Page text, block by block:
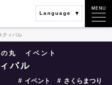
Language
ティバル
丸 イベント
バル
イベント さくらまつり